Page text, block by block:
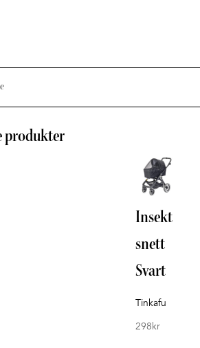
produkter
Insekt
snett
Svart
Tinkafu
298kr